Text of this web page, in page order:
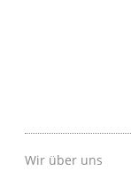
Wir über uns